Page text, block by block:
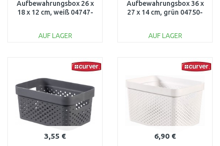
Aufbewahrungsbox 26 x
18 x 12 cm, weiß 04747-
AUF LAGER
Vergleichen
Aufbewahrungsbox 36 x
27 x 14 cm, grün 04750-
AUF LAGER
Vergleichen
3,55 € 6,90 €